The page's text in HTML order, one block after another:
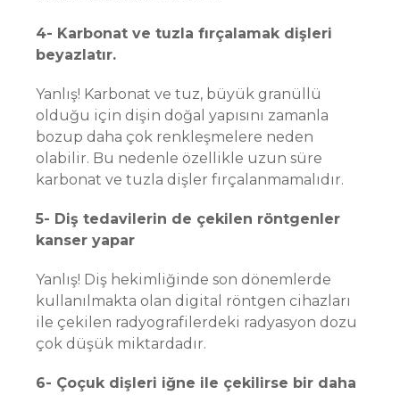
4- Karbonat ve tuzla fırçalamak dişleri
beyazlatır.
Yanlış! Karbonat ve tuz, büyük granüllü
olduğu için dişin doğal yapısını zamanla
bozup daha çok renkleşmelere neden
olabilir. Bu nedenle özellikle uzun süre
karbonat ve tuzla dişler fırçalanmamalıdır.
5- Diş tedavilerin de çekilen röntgenler
kanser yapar
Yanlış! Diş hekimliğinde son dönemlerde
kullanılmakta olan digital röntgen cihazları
ile çekilen radyografilerdeki radyasyon dozu
çok düşük miktardadır.
6- Çoçuk dişleri iğne ile çekilirse bir daha